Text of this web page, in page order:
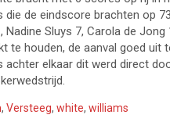
die de eindscore brachten op
Sluys 7, Carola de
houden, de aanval goed uit
elkaar dit werd direct
, Versteeg, white, williams